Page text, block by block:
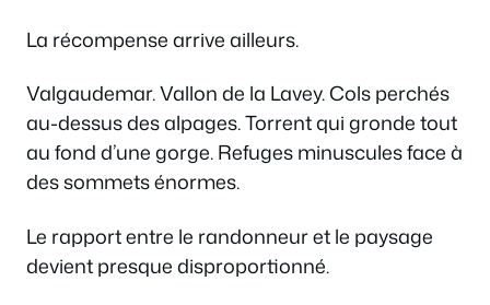
La récompense arrive ailleurs.
Valgaudemar. Vallon de la Lavey. Cols perchés
au-dessus des alpages. Torrent qui gronde tout
au fond d’une gorge. Refuges minuscules face à
des sommets énormes.
Le rapport entre le randonneur et le paysage
devient presque disproportionné.